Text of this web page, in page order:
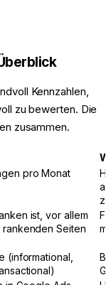
Kennzahlen,
zu bewerten. Die
zusammen.
pro Monat
ist, vor allem
Seiten
(informational,